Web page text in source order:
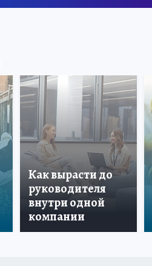
Как вырасти до
руководителя
внутри одной
компании